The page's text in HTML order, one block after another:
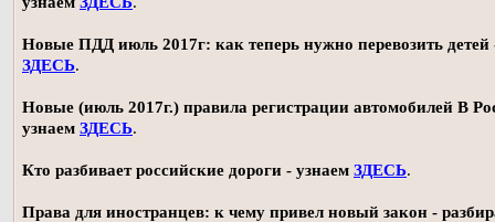
Новые ПДД июль 2017г: как теперь нужно перевозить детей
ЗДЕСЬ.
Новые (июль 2017г.) правила регистрации автомобилей В
узнаем ЗДЕСЬ.
Кто разбивает российские дороги - узнаем ЗДЕСЬ.
Права для иностранцев: к чему привел новый закон -